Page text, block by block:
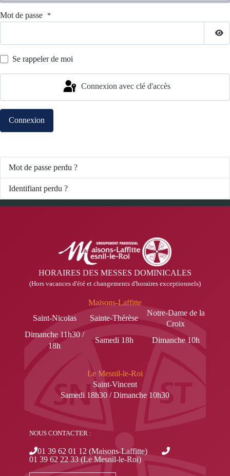
Mot de passe *
Se rappeler de moi
Connexion avec clé d'accès
Connexion
Mot de passe perdu ?
Identifiant perdu ?
HORAIRES DES MESSES DOMINICALES
(Hors vacances d'été et changements d'horaires exceptionnels)
Maisons-Laffitte
Saint-Nicolas
Sainte-Thérèse
Notre-Dame de la
Croix
Dimanche 11h30 /
18h
Samedi 18h Dimanche 10h
Le Mesnil-le-Roi
Saint-Vincent
Samedi 18h30 / Dimanche 10h30
NOUS CONTACTER :
01 39 62 01 12 (Maisons-Laffitte)
01 39 62 22 33 (Le Mesnil-le-Roi)